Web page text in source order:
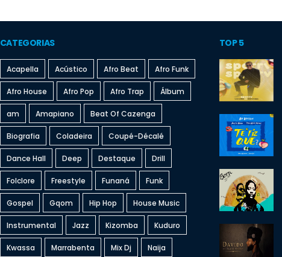
CATEGORIAS
Acapella Acústico Afro Beat Afro Funk
Afro House Afro Pop Afro Trap Álbum
am Amapiano Beat Of Cazenga
Biografia Coladeira Coupé-Décalé
Dance Hall Deep Destaque Drill
Folclore Freestyle Funaná Funk
Gospel Gqom Hip Hop House Music
Instrumental Jazz Kizomba Kuduro
Kwassa Marrabenta Mix Dj Naija
TOP 5